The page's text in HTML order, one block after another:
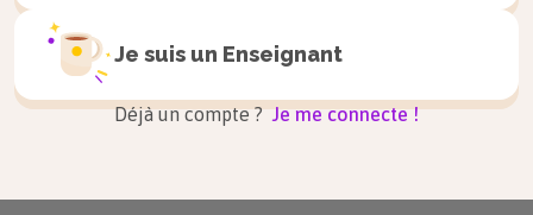
Je suis un Enseignant
Déjà un compte ? Je me connecte !